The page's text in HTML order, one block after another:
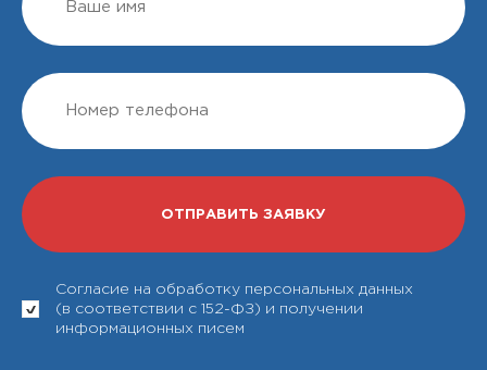
Согласие на обработку персональных данных
(в соответствии с 152-ФЗ) и получении
информационных писем